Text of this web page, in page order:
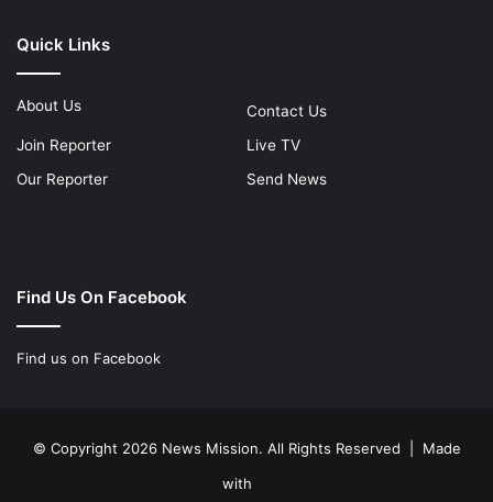
Quick Links
About Us
Contact Us
Join Reporter
Live TV
Our Reporter
Send News
Find Us On Facebook
Find us on Facebook
© Copyright 2026 News Mission. All Rights Reserved | Made
with